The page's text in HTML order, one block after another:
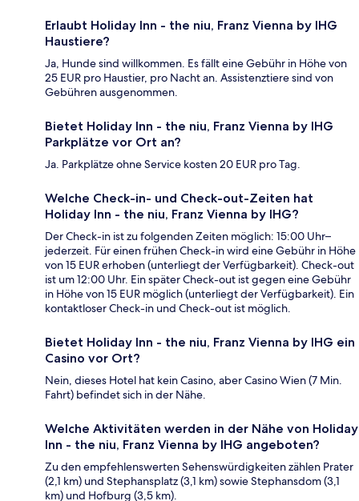
Erlaubt Holiday Inn - the niu, Franz Vienna by IHG
Haustiere?
Ja, Hunde sind willkommen. Es fällt eine Gebühr in Höhe von
25 EUR pro Haustier, pro Nacht an. Assistenztiere sind von
Gebühren ausgenommen.
Bietet Holiday Inn - the niu, Franz Vienna by IHG
Parkplätze vor Ort an?
Ja. Parkplätze ohne Service kosten 20 EUR pro Tag.
Welche Check-in- und Check-out-Zeiten hat
Holiday Inn - the niu, Franz Vienna by IHG?
Der Check-in ist zu folgenden Zeiten möglich: 15:00 Uhr–
jederzeit. Für einen frühen Check-in wird eine Gebühr in Höhe
von 15 EUR erhoben (unterliegt der Verfügbarkeit). Check-out
ist um 12:00 Uhr. Ein später Check-out ist gegen eine Gebühr
in Höhe von 15 EUR möglich (unterliegt der Verfügbarkeit). Ein
kontaktloser Check-in und Check-out ist möglich.
Bietet Holiday Inn - the niu, Franz Vienna by IHG ein
Casino vor Ort?
Nein, dieses Hotel hat kein Casino, aber Casino Wien (7 Min.
Fahrt) befindet sich in der Nähe.
Welche Aktivitäten werden in der Nähe von Holiday
Inn - the niu, Franz Vienna by IHG angeboten?
Zu den empfehlenswerten Sehenswürdigkeiten zählen Prater
(2,1 km) und Stephansplatz (3,1 km) sowie Stephansdom (3,1
km) und Hofburg (3,5 km).